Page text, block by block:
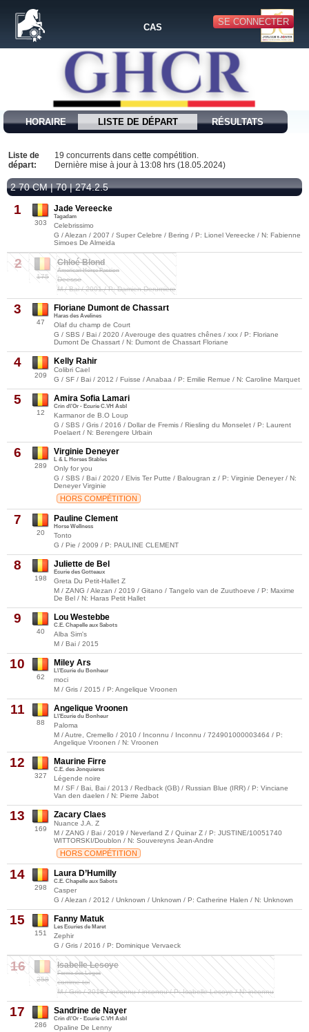
SE CONNECTER
CAS
HORAIRE LISTE DE DÉPART RÉSULTATS
Liste de
départ:
19 concurrents dans cette compétition.
Dernière mise à jour à 13:08 hrs (18.05.2024)
2 70 CM | 70 | 274.2.5
1
303
Jade Vereecke
Tagadam
Celebrissimo
G / Alezan / 2007 / Super Celebre / Bering / P: Lionel Vereecke / N: Fabienne
Simoes De Almeida
2
175
Chloé Blond
American Horse Passion
Deesse
M / Bai / 2001 / P: Damien Derumiere
3
47
Floriane Dumont de Chassart
Haras des Avelines
Olaf du champ de Court
G / SBS / Bai / 2020 / Averouge des quatres chênes / xxx / P: Floriane
Dumont De Chassart / N: Dumont de Chassart Floriane
4
209
Kelly Rahir
Colibri Cael
G / SF / Bai / 2012 / Fuisse / Anabaa / P: Emilie Remue / N: Caroline Marquet
5
12
Amira Sofia Lamari
Crin d\'Or - Ecurie C.VH Asbl
Karmanor de B.O Loup
G / SBS / Gris / 2016 / Dollar de Fremis / Riesling du Monselet / P: Laurent
Poelaert / N: Berengere Urbain
6
289
Virginie Deneyer
L & L Horses Stables
Only for you
G / SBS / Bai / 2020 / Elvis Ter Putte / Balougran z / P: Virginie Deneyer / N:
Deneyer Virginie
HORS COMPÉTITION
7
20
Pauline Clement
Horse Wellness
Tonto
G / Pie / 2009 / P: PAULINE CLEMENT
8
198
Juliette de Bel
Ecurie des Gotteaux
Greta Du Petit-Hallet Z
M / ZANG / Alezan / 2019 / Gitano / Tangelo van de Zuuthoeve / P: Maxime
De Bel / N: Haras Petit Hallet
9
40
Lou Westebbe
C.E. Chapelle aux Sabots
Alba Sim's
M / Bai / 2015
10
62
Miley Ars
L\'Ecurie du Bonheur
moci
M / Gris / 2015 / P: Angelique Vroonen
11
88
Angelique Vroonen
L\'Ecurie du Bonheur
Paloma
M / Autre, Cremello / 2010 / Inconnu / Inconnu / 724901000003464 / P:
Angelique Vroonen / N: Vroonen
12
327
Maurine Firre
C.E. des Jonquieres
Légende noire
M / SF / Bai, Bai / 2013 / Redback (GB) / Russian Blue (IRR) / P: Vinciane
Van den daelen / N: Pierre Jabot
13
169
Zacary Claes
Nuance J.A. Z
M / ZANG / Bai / 2019 / Neverland Z / Quinar Z / P: JUSTINE/10051740
WITTORSKI/Doublon / N: Souvereyns Jean-Andre
HORS COMPÉTITION
14
298
Laura D’Humilly
C.E. Chapelle aux Sabots
Casper
G / Alezan / 2012 / Unknown / Unknown / P: Catherine Halen / N: Unknown
15
151
Fanny Matuk
Les Ecuries de Maret
Zephir
G / Gris / 2016 / P: Dominique Vervaeck
16
258
Isabelle Lesoye
Ferme des Loges
comme toi
M / Gris / 2018 / inconnu / inconnu / P: Isabelle Lesoye / N: inconnu
17
286
Sandrine de Nayer
Crin d\'Or - Ecurie C.VH Asbl
Opaline De Lenny